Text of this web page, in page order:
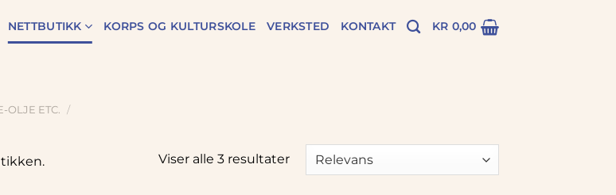
NETTBUTIKK KORPS OG KULTURSKOLE VERKSTED KONTAKT KR 0,00
OLJE ETC.
/
Viser alle 3 resultater